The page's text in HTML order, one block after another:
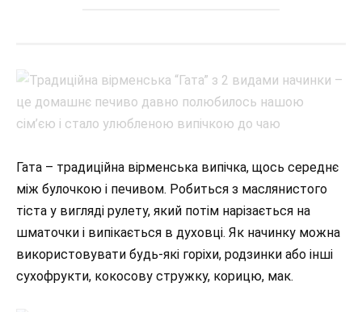
Гата – традиційна вірменська випічка, щось середнє
між булочкою і печивом. Робиться з маслянистого
тіста у вигляді рулету, який потім нарізається на
шматочки і випікається в духовці. Як начинку можна
використовувати будь-які горіхи, родзинки або інші
сухофрукти, кокосову стружку, корицю, мак.